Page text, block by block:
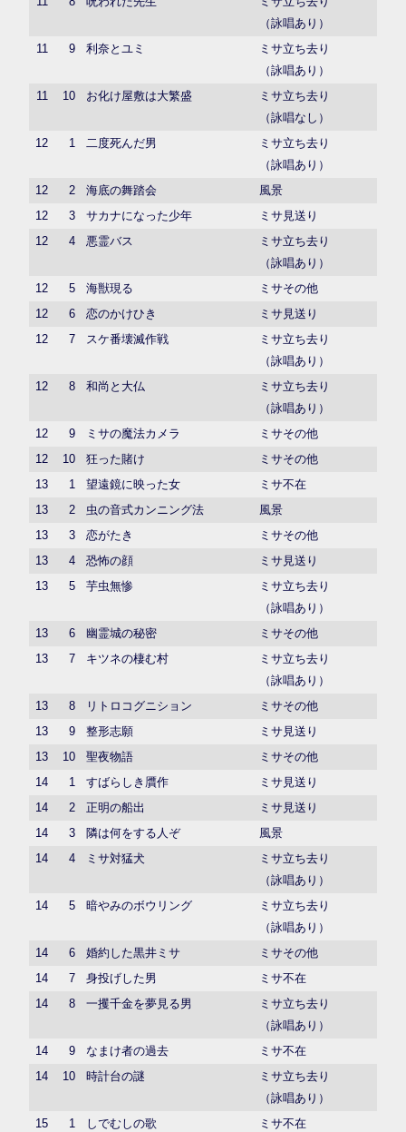
（詠唱あり）
11
9 利奈とユミ
ミサ立ち去り
（詠唱あり）
11
10 お化け屋敷は大繁盛
ミサ立ち去り
（詠唱なし）
12
1 二度死んだ男
ミサ立ち去り
（詠唱あり）
12
2 海底の舞踏会
風景
12
3 サカナになった少年
ミサ見送り
12
4 悪霊バス
ミサ立ち去り
（詠唱あり）
12
5 海獣現る
ミサその他
12
6 恋のかけひき
ミサ見送り
12
7 スケ番壊滅作戦
ミサ立ち去り
（詠唱あり）
12
8 和尚と大仏
ミサ立ち去り
（詠唱あり）
12
9 ミサの魔法カメラ
ミサその他
12
10 狂った賭け
ミサその他
13
1 望遠鏡に映った女
ミサ不在
13
2 虫の音式カンニング法
風景
13
3 恋がたき
ミサその他
13
4 恐怖の顔
ミサ見送り
13
5 芋虫無惨
ミサ立ち去り
（詠唱あり）
13
6 幽霊城の秘密
ミサその他
13
7 キツネの棲む村
ミサ立ち去り
（詠唱あり）
13
8 リトロコグニション
ミサその他
13
9 整形志願
ミサ見送り
13
10 聖夜物語
ミサその他
14
1 すばらしき贋作
ミサ見送り
14
2 正明の船出
ミサ見送り
14
3 隣は何をする人ぞ
風景
14
4 ミサ対猛犬
ミサ立ち去り
（詠唱あり）
14
5 暗やみのボウリング
ミサ立ち去り
（詠唱あり）
14
6 婚約した黒井ミサ
ミサその他
14
7 身投げした男
ミサ不在
14
8 一攫千金を夢見る男
ミサ立ち去り
（詠唱あり）
14
9 なまけ者の過去
ミサ不在
14
10 時計台の謎
ミサ立ち去り
（詠唱あり）
15
1 しでむしの歌
ミサ不在